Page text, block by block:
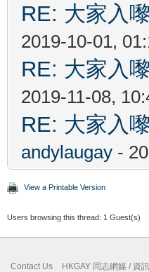
RE: 大家入
2019-10-01,
RE: 大家入
2019-11-08,
RE: 大家入
andylaugay -
View a Printable Version
Users browsing this thread: 1 Guest(s)
Contact Us HKGAY 同志網媒 / 資